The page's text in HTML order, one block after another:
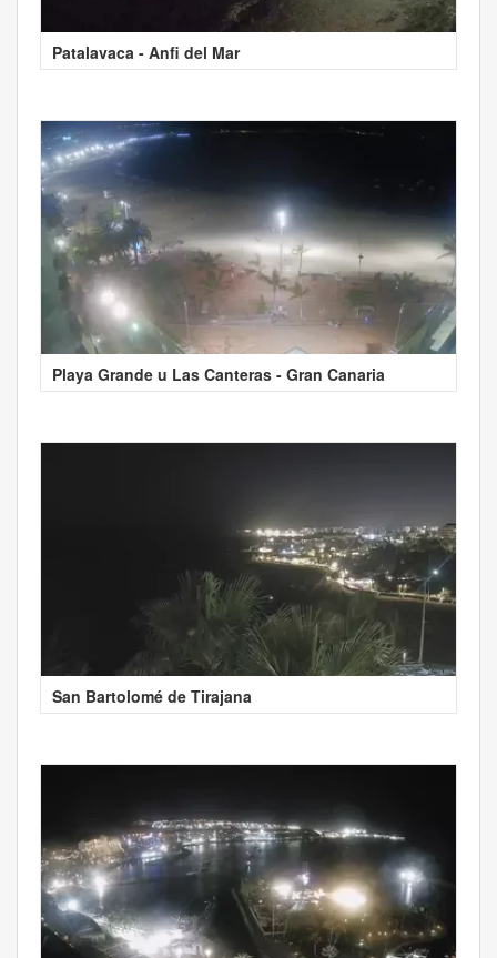
Patalavaca - Anfi del Mar
Playa Grande u Las Canteras - Gran Canaria
San Bartolomé de Tirajana